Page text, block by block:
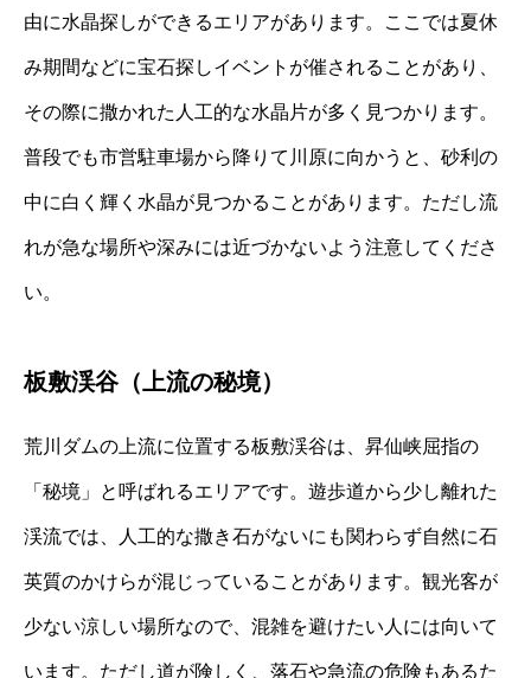
由に水晶探しができるエリアがあります。ここでは夏休
み期間などに宝石探しイベントが催されることがあり、
その際に撒かれた人工的な水晶片が多く見つかります。
普段でも市営駐車場から降りて川原に向かうと、砂利の
中に白く輝く水晶が見つかることがあります。ただし流
れが急な場所や深みには近づかないよう注意してくださ
い。
板敷渓谷（上流の秘境）
荒川ダムの上流に位置する板敷渓谷は、昇仙峡屈指の
「秘境」と呼ばれるエリアです。遊歩道から少し離れた
渓流では、人工的な撒き石がないにも関わらず自然に石
英質のかけらが混じっていることがあります。観光客が
少ない涼しい場所なので、混雑を避けたい人には向いて
います。ただし道が険しく、落石や急流の危険もあるた